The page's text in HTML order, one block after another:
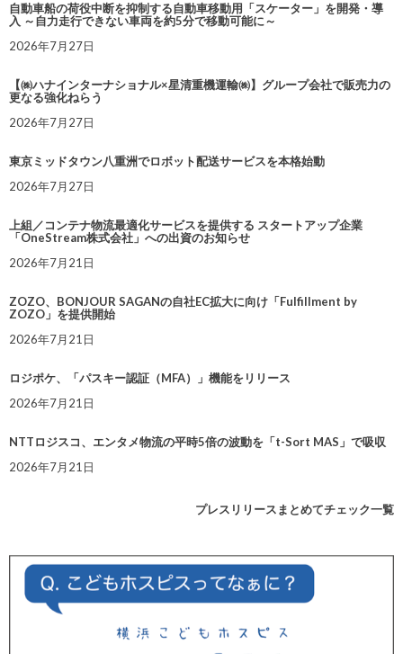
自動車船の荷役中断を抑制する自動車移動用「スケーター」を開発・導
入 ～自力走行できない車両を約5分で移動可能に～
2026年7月27日
【㈱ハナインターナショナル×星清重機運輸㈱】グループ会社で販売力の
更なる強化ねらう
2026年7月27日
東京ミッドタウン八重洲でロボット配送サービスを本格始動
2026年7月27日
上組／コンテナ物流最適化サービスを提供する スタートアップ企業
「OneStream株式会社」への出資のお知らせ
2026年7月21日
ZOZO、BONJOUR SAGANの自社EC拡大に向け「Fulfillment by
ZOZO」を提供開始
2026年7月21日
ロジポケ、「パスキー認証（MFA）」機能をリリース
2026年7月21日
NTTロジスコ、エンタメ物流の平時5倍の波動を「t-Sort MAS」で吸収
2026年7月21日
プレスリリースまとめてチェック一覧